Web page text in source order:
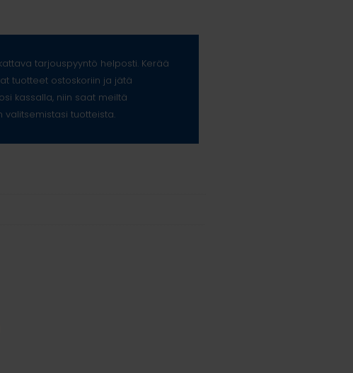
tarjouspyyntö helposti. Kerää
tuotteet ostoskoriin ja jätä
kassalla, niin saat meiltä
valitsemistasi tuotteista.